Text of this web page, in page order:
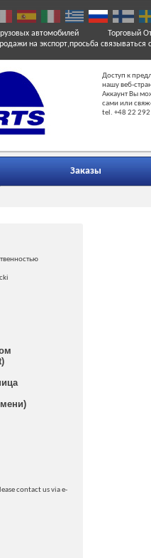
автомобилей
на экспорт,просьба связываться
Торговый
Доступ к
нашу веб-
Аккаунт Вы
сами или
tel. +48 22
Заказы
contact us via e-